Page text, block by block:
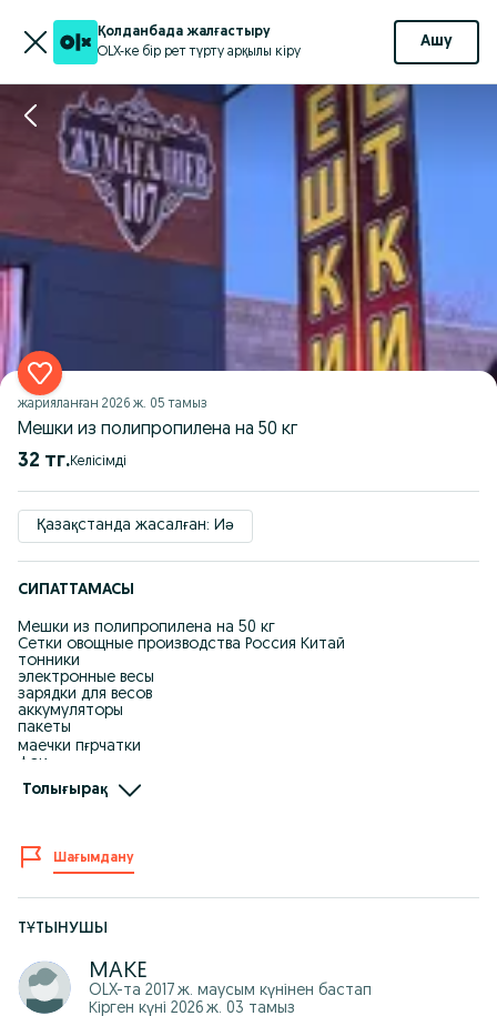
Қолданбада жалғастыру
OLX-ке бір рет түрту арқылы кіру
Ашу
жарияланған 2026 ж. 05 тамыз
Мешки из полипропилена на 50 кг
32 тг. Келісімді
Қазақстанда жасалған: Иә
СИПАТТАМАСЫ
Мешки из полипропилена на 50 кг
Сетки овощные производства Россия Китай
тонники
электронные весы
зарядки для весов
аккумуляторы
пакеты
маечки пғрчатки
фои
скотч
форма опл любая
мы находимся т/д Гулсум 1 этаж кайрат жумагалиева 10/
исаева 1/2 скл
Толығырақ
Шағымдану
ТҰТЫНУШЫ
МАКЕ
OLX-та 2017 ж. маусым күнінен бастап
Кірген күні 2026 ж. 03 тамыз